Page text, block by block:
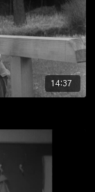
14:37